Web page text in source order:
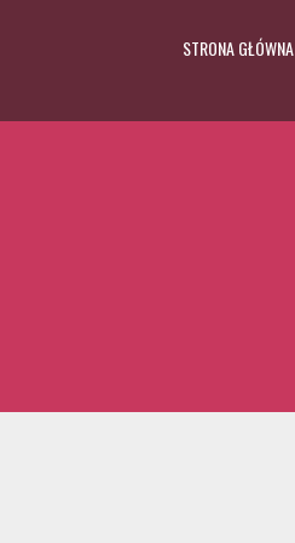
STRONA GŁÓWNA